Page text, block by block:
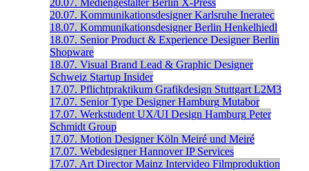
20.07. Kommunikationsdesigner Karlsruhe Ineratec
18.07. Kommunikationsdesigner Berlin Henkelhiedl
18.07. Senior Product & Experience Designer Berlin
Shopware
18.07. Visual Brand Lead & Graphic Designer
Schweiz Startup Insider
17.07. Pflichtpraktikum Grafikdesign Stuttgart L2M3
17.07. Senior Type Designer Hamburg Mutabor
17.07. Werkstudent UX/UI Design Hamburg Peter
Schmidt Group
17.07. Motion Designer Köln Meiré und Meiré
17.07. Webdesigner Hannover IP Services
17.07. Art Director Mainz Intervideo Filmproduktion